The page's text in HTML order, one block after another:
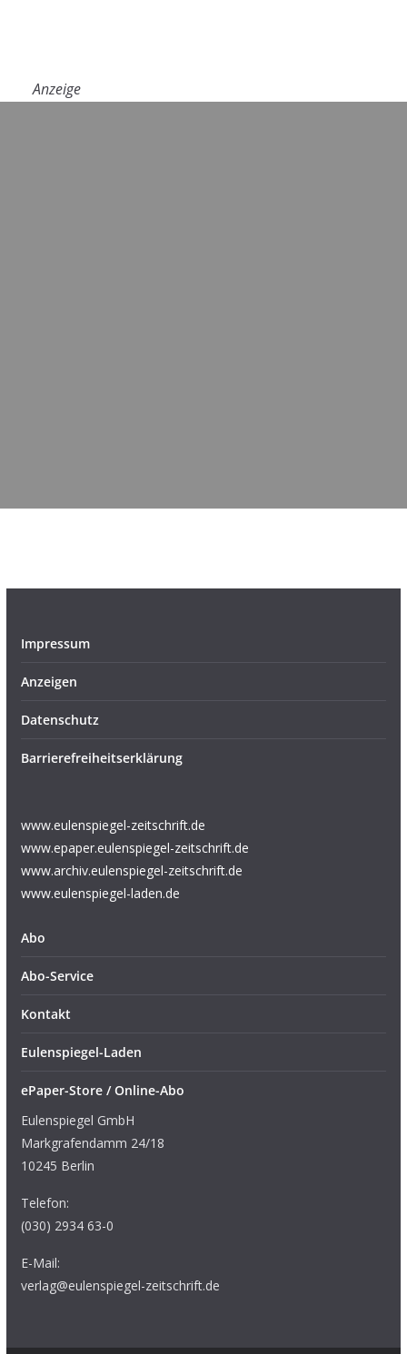
Anzeige
Impressum
Anzeigen
Datenschutz
Barrierefreiheitserklärung
www.eulenspiegel-zeitschrift.de
www.epaper.eulenspiegel-zeitschrift.de
www.archiv.eulenspiegel-zeitschrift.de
www.eulenspiegel-laden.de
Abo
Abo-Service
Kontakt
Eulenspiegel-Laden
ePaper-Store / Online-Abo
Eulenspiegel GmbH
Markgrafendamm 24/18
10245 Berlin
Telefon:
(030) 2934 63-0
E-Mail:
verlag@eulenspiegel-zeitschrift.de